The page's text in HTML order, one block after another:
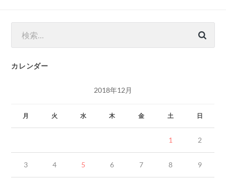
カレンダー
2018年12月
月 火 水 木 金 土 日
1 2
3 4 5 6 7 8 9